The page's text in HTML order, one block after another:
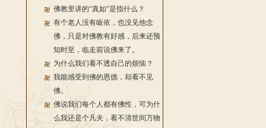
佛教里讲的“真如”是指什么？
有个老人没有皈依，也没见他念
佛，只是对佛教有好感，后来还预
知时至，临走前说佛来了。
为什么我们看不透自己的烦恼？
我能感受到佛的恩德，却看不见
佛。
佛说我们每个人都有佛性，可为什
么我还是个凡夫，看不清世间万物